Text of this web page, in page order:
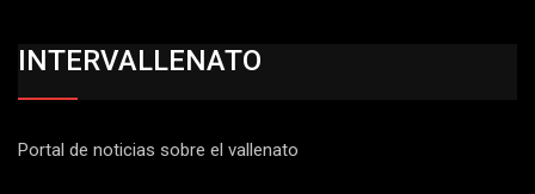
INTERVALLENATO
Portal de noticias sobre el vallenato